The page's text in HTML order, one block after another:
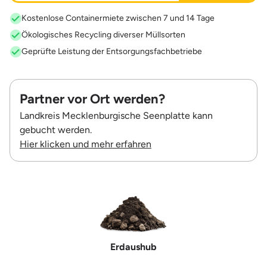
Kostenlose Containermiete zwischen 7 und 14 Tage
Ökologisches Recycling diverser Müllsorten
Geprüfte Leistung der Entsorgungsfachbetriebe
Partner vor Ort werden?
Landkreis Mecklenburgische Seenplatte kann
gebucht werden.
Hier klicken und mehr erfahren
Erdaushub